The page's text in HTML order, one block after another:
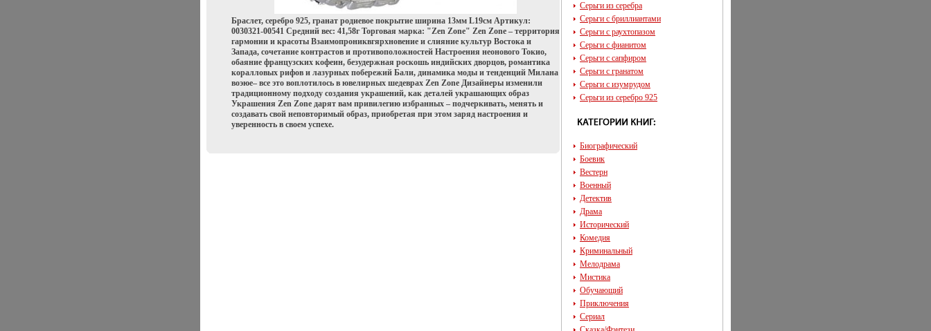
Браслет, серебро 925, гранат родиевое покрытие ширина 13мм L19см Артикул:
0030321-00541 Средний вес: 41,58г Торговая марка: "Zen Zone" Zen Zone – территория
гармонии и красоты Взаимопрониквгярхновение и слияние культур Востока и
Запада, сочетание контрастов и противоположностей Настроения неонового Токио,
обаяние французских кофеин, безудержная роскошь индийских дворцов, романтика
коралловых рифов и лазурных побережий Бали, динамика моды и тенденций Милана
воэюе– все это воплотилось в ювелирных шедеврах Zen Zone Дизайнеры изменили
традиционному подходу создания украшений, как деталей украшающих образ
Украшения Zen Zone дарят вам привилегию избранных – подчеркивать, менять и
создавать свой неповторимый образ, приобретая при этом заряд настроения и
уверенность в своем успехе.
Серьги из серебра
Серьги с бриллиантами
Серьги с раухтопазом
Серьги с фианитом
Серьги с сапфиром
Серьги с гранатом
Серьги с изумрудом
Серьги из серебро 925
Биографический
Боевик
Вестерн
Военный
Детектив
Драма
Исторический
Комедия
Криминальный
Мелодрама
Мистика
Обучающий
Приключения
Сериал